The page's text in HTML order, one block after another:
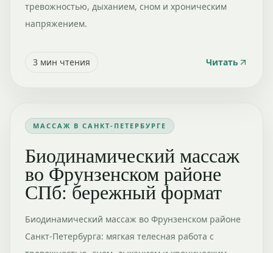
тревожностью, дыханием, сном и хроническим
напряжением.
3 мин чтения Читать
МАССАЖ В САНКТ-ПЕТЕРБУРГЕ
Биодинамический массаж
во Фрунзенском районе
СПб: бережный формат
Биодинамический массаж во Фрунзенском районе
Санкт-Петербурга: мягкая телесная работа с